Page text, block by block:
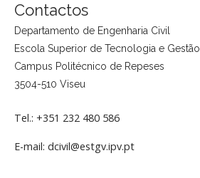
Contactos
Departamento de Engenharia Civil
Escola Superior de Tecnologia e Gestão
Campus Politécnico de Repeses
3504-510 Viseu
Tel.: +351 232 480 586
E-mail: dcivil@estgv.ipv.pt